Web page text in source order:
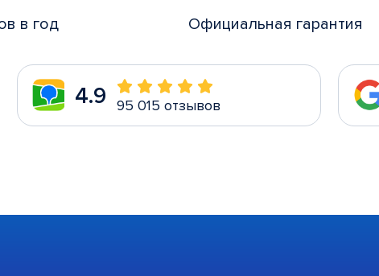
в год Официальная гарантия
4.9 95 015 отзывов